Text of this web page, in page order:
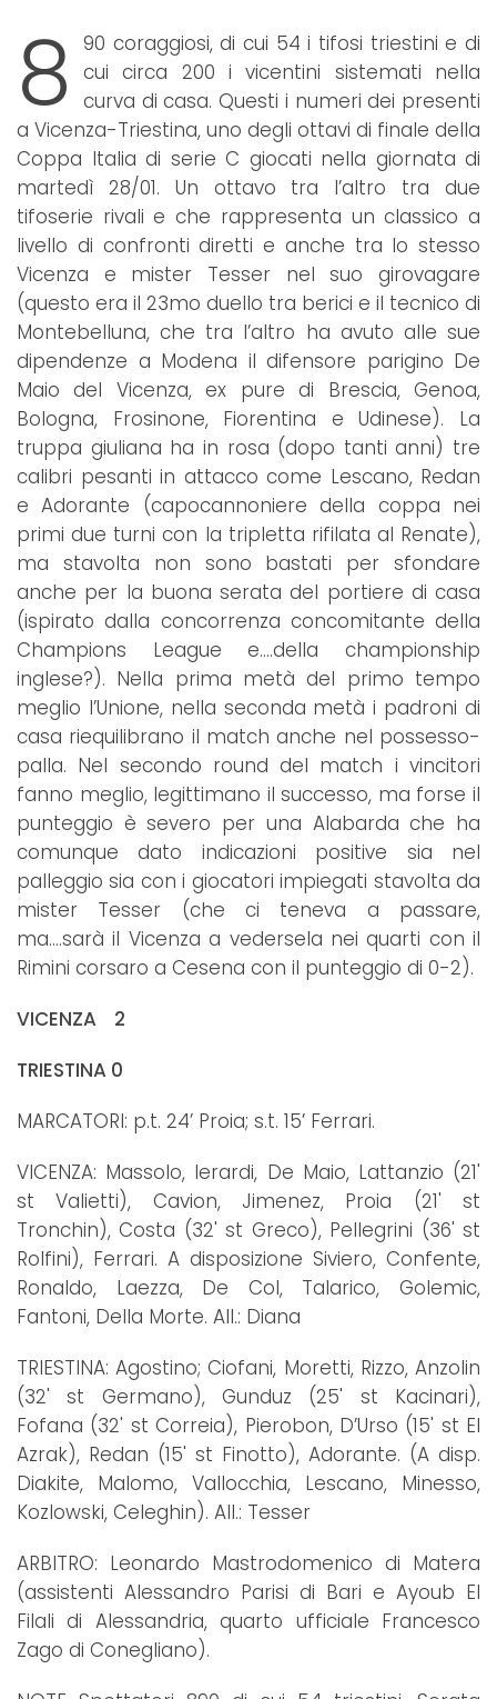
8
90 coraggiosi, di cui 54 i tifosi triestini e di
cui circa 200 i vicentini sistemati nella
curva di casa. Questi i numeri dei presenti
a Vicenza-Triestina, uno degli ottavi di finale della
Coppa Italia di serie C giocati nella giornata di
martedì 28/01. Un ottavo tra l’altro tra due
tifoserie rivali e che rappresenta un classico a
livello di confronti diretti e anche tra lo stesso
Vicenza e mister Tesser nel suo girovagare
(questo era il 23mo duello tra berici e il tecnico di
Montebelluna, che tra l’altro ha avuto alle sue
dipendenze a Modena il difensore parigino De
Maio del Vicenza, ex pure di Brescia, Genoa,
Bologna, Frosinone, Fiorentina e Udinese). La
truppa giuliana ha in rosa (dopo tanti anni) tre
calibri pesanti in attacco come Lescano, Redan
e Adorante (capocannoniere della coppa nei
primi due turni con la tripletta rifilata al Renate),
ma stavolta non sono bastati per sfondare
anche per la buona serata del portiere di casa
(ispirato dalla concorrenza concomitante della
Champions League e….della championship
inglese?). Nella prima metà del primo tempo
meglio l’Unione, nella seconda metà i padroni di
casa riequilibrano il match anche nel possesso-
palla. Nel secondo round del match i vincitori
fanno meglio, legittimano il successo, ma forse il
punteggio è severo per una Alabarda che ha
comunque dato indicazioni positive sia nel
palleggio sia con i giocatori impiegati stavolta da
mister Tesser (che ci teneva a passare,
ma….sarà il Vicenza a vedersela nei quarti con il
Rimini corsaro a Cesena con il punteggio di 0-2).
VICENZA 2
TRIESTINA 0
MARCATORI: p.t. 24’ Proia; s.t. 15’ Ferrari.
VICENZA: Massolo, Ierardi, De Maio, Lattanzio (21'
st Valietti), Cavion, Jimenez, Proia (21' st
Tronchin), Costa (32' st Greco), Pellegrini (36' st
Rolfini), Ferrari. A disposizione Siviero, Confente,
Ronaldo, Laezza, De Col, Talarico, Golemic,
Fantoni, Della Morte. All.: Diana
TRIESTINA: Agostino; Ciofani, Moretti, Rizzo, Anzolin
(32' st Germano), Gunduz (25' st Kacinari),
Fofana (32' st Correia), Pierobon, D’Urso (15' st El
Azrak), Redan (15' st Finotto), Adorante. (A disp.
Diakite, Malomo, Vallocchia, Lescano, Minesso,
Kozlowski, Celeghin). All.: Tesser
ARBITRO: Leonardo Mastrodomenico di Matera
(assistenti Alessandro Parisi di Bari e Ayoub El
Filali di Alessandria, quarto ufficiale Francesco
Zago di Conegliano).